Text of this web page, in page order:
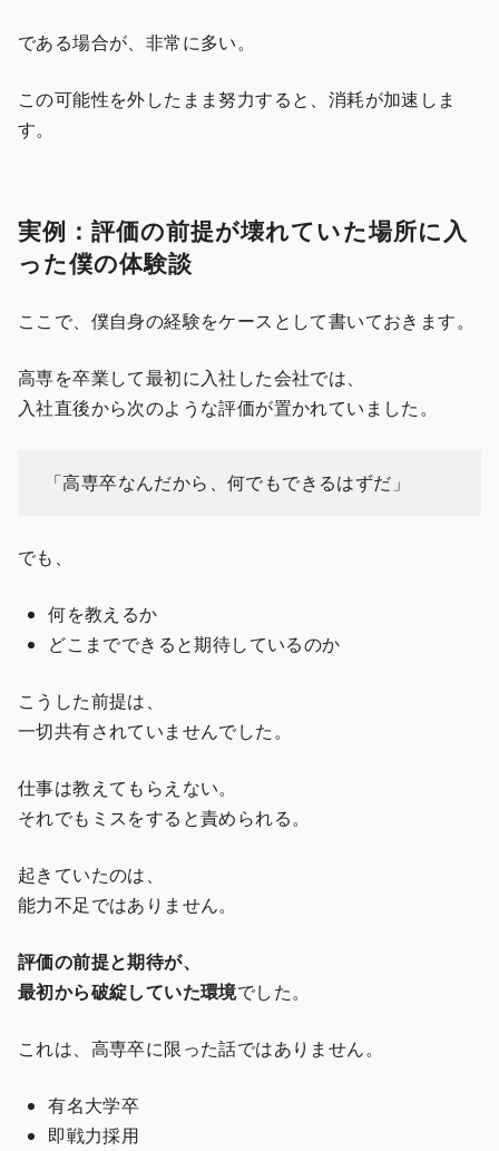
である場合が、非常に多い。
この可能性を外したまま努力すると、消耗が加速しま
す。
実例：評価の前提が壊れていた場所に入
った僕の体験談
ここで、僕自身の経験をケースとして書いておきます。
高専を卒業して最初に入社した会社では、
入社直後から次のような評価が置かれていました。
「高専卒なんだから、何でもできるはずだ」
でも、
何を教えるか
どこまでできると期待しているのか
こうした前提は、
一切共有されていませんでした。
仕事は教えてもらえない。
それでもミスをすると責められる。
起きていたのは、
能力不足ではありません。
評価の前提と期待が、
最初から破綻していた環境でした。
これは、高専卒に限った話ではありません。
有名大学卒
即戦力採用